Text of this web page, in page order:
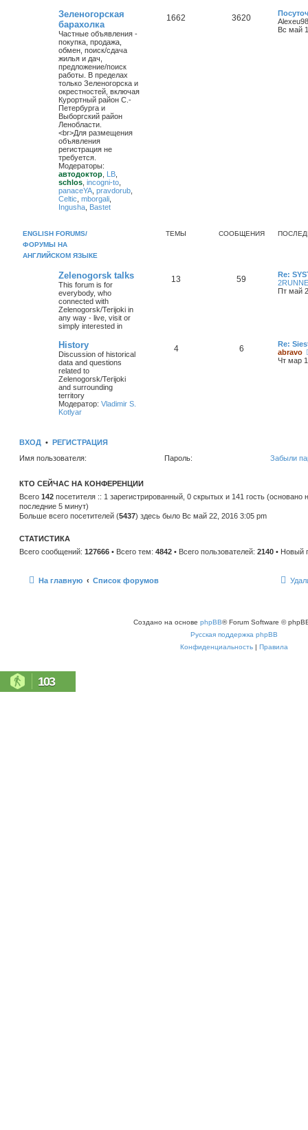
Зеленогорская
барахолка
Частные объявления -
покупка, продажа,
обмен, поиск/сдача
жилья и дач,
предложение/поиск
работы. В пределах
только Зеленогорска и
окрестностей, включая
Курортный район С.-
Петербурга и
Выборгский район
Ленобласти.
<br>Для размещения
объявления
регистрация не
требуется.
Модераторы:
автодоктор LB
schlos incogni-to
panaceYA pravdorub
Celtic mborgali
Ingusha Bastet
1662 3620
Alexeu98
Вс май
ENGLISH FORUMS/
ФОРУМЫ НА
АНГЛИЙСКОМ ЯЗЫКЕ
ТЕМЫ СООБЩЕНИЯ
Zelenogorsk talks
This forum is for
everybody, who
connected with
Zelenogorsk/Terijoki in
any way - live, visit or
simply interested in
13 59
Re:
Пт май
History
Discussion of historical
data and questions
related to
Zelenogorsk/Terijoki
and surrounding
territory
Модератор: Vladimir S.
Kotlyar
4 6
Re:
abravo
Чт мар
ВХОД • РЕГИСТРАЦИЯ
Имя пользователя:
Пароль: Забыли
КТО СЕЙЧАС НА КОНФЕРЕНЦИИ
Всего 142 посетителя :: 1 зарегистрированный, 0 скрытых и 141 гость (основано
последние 5 минут)
Больше всего посетителей (5437) здесь было Вс май 22, 2016 3:05 pm
СТАТИСТИКА
Всего сообщений: 127666 • Всего тем: 4842 • Всего пользователей: 2140 • Новый
На главную Список форумов
Создано на основе phpBB® Forum Software ©
Русская поддержка phpBB
Конфиденциальность | Правила
103